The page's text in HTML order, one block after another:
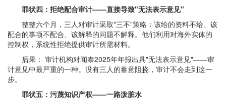
罪状四：拒绝配合审计——直接导致"无法表示意见"
整整六个月，三人对审计采取"三不"策略：该给的资料不给、该
配合的事项不配合、该解释的问题不解释。他们利用对海外实体的
控制权，系统性拒绝提供审计所需材料。
后果： 审计机构对闻泰2025年年报出具"无法表示意见"——审
计意见中最严重的一种。没有三人的蓄意阻挠，审计不会走到这一
步。
罪状五：污蔑知识产权——一路泼脏水